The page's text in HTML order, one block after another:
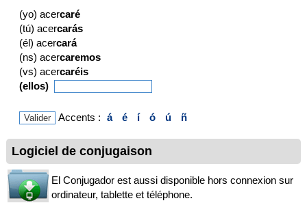
(yo) acercaré
(tú) acercarás
(él) acercará
(ns) acercaremos
(vs) acercaréis
(ellos)
Accents : á é í ó ú ñ
Logiciel de conjugaison
El Conjugador est aussi disponible hors connexion sur
ordinateur, tablette et téléphone.